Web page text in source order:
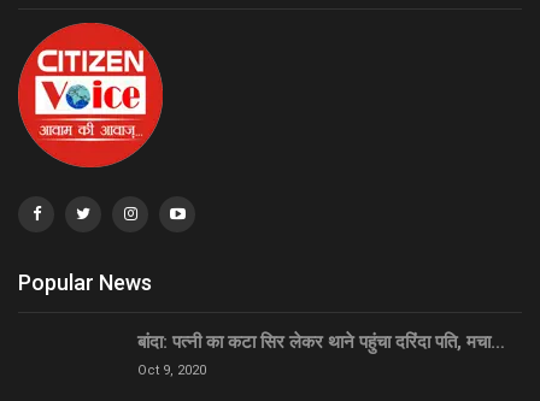
Popular News
बांदा: पत्नी का कटा सिर लेकर थाने पहुंचा दरिंदा पति, मचा…
Oct 9, 2020